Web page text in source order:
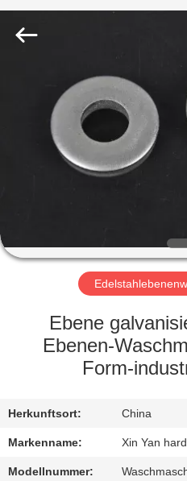
ZUHAUSE
PRODUKTE
UNS
SIE
UNS
Enterprise
Services
Co.,LTD.
Ebene
Ebenen-
Form-
Herkunftsort: China
Markenname: Xin Yan
Modellnummer: